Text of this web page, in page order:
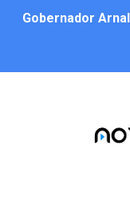
Gobernador
Cuerpos de